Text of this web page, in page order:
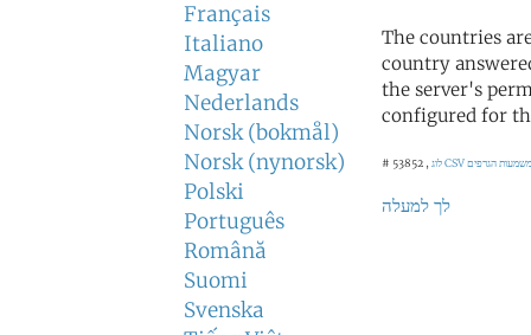
Français
Italiano
Magyar
Nederlands
Norsk (bokmål)
Norsk (nynorsk)
Polski
Português
Română
Suomi
Svenska
The countries
country
the server's
configured for
# 53852 , לוג CSV
לך למעלה